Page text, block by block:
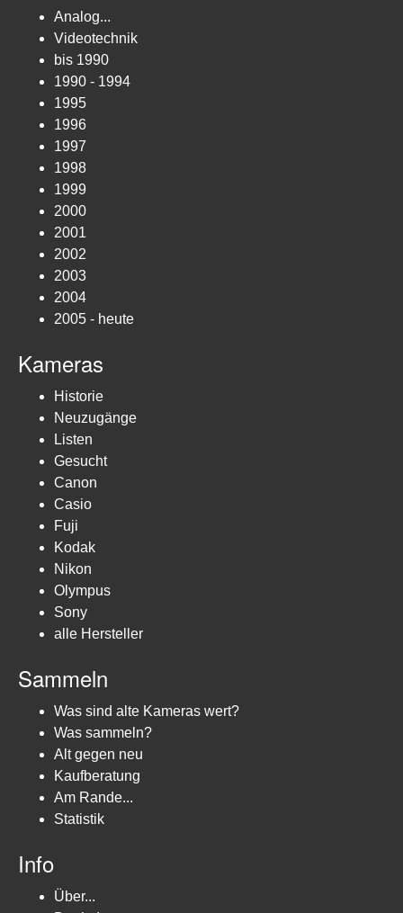
Analog...
Videotechnik
bis 1990
1990 - 1994
1995
1996
1997
1998
1999
2000
2001
2002
2003
2004
2005 - heute
Kameras
Historie
Neuzugänge
Listen
Gesucht
Canon
Casio
Fuji
Kodak
Nikon
Olympus
Sony
alle Hersteller
Sammeln
Was sind alte Kameras wert?
Was sammeln?
Alt gegen neu
Kaufberatung
Am Rande...
Statistik
Info
Über...